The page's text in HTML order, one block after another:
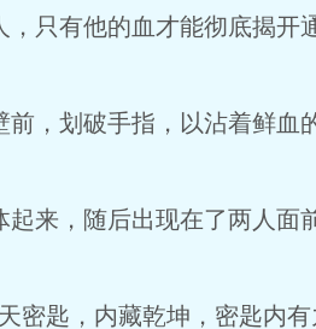
有他的血才能彻底揭开
划破手指，以沾着鲜血的
，随后出现在了两人面前
匙，内藏乾坤，密匙内有